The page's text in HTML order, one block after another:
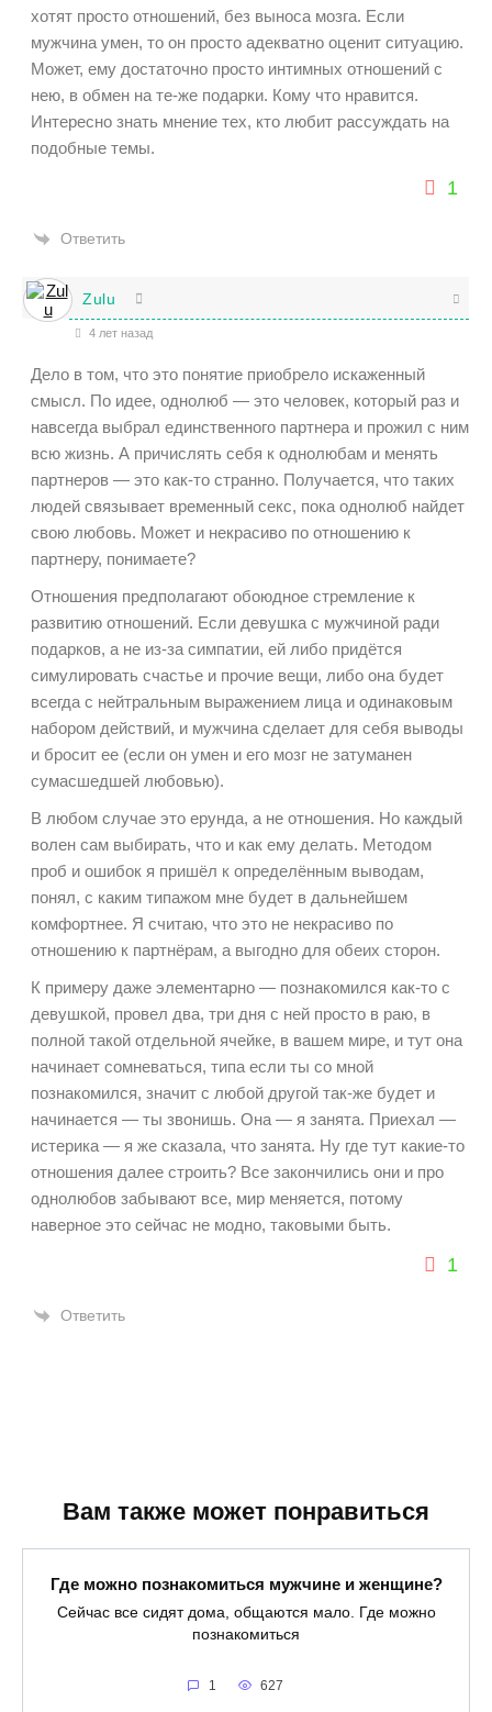
хотят просто отношений, без выноса мозга. Если
мужчина умен, то он просто адекватно оценит ситуацию.
Может, ему достаточно просто интимных отношений с
нею, в обмен на те-же подарки. Кому что нравится.
Интересно знать мнение тех, кто любит рассуждать на
подобные темы.
1
Ответить
Zulu
4 лет назад
Дело в том, что это понятие приобрело искаженный
смысл. По идее, однолюб — это человек, который раз и
навсегда выбрал единственного партнера и прожил с ним
всю жизнь. А причислять себя к однолюбам и менять
партнеров — это как-то странно. Получается, что таких
людей связывает временный секс, пока однолюб найдет
свою любовь. Может и некрасиво по отношению к
партнеру, понимаете?
Отношения предполагают обоюдное стремление к
развитию отношений. Если девушка с мужчиной ради
подарков, а не из-за симпатии, ей либо придётся
симулировать счастье и прочие вещи, либо она будет
всегда с нейтральным выражением лица и одинаковым
набором действий, и мужчина сделает для себя выводы
и бросит ее (если он умен и его мозг не затуманен
сумасшедшей любовью).
В любом случае это ерунда, а не отношения. Но каждый
волен сам выбирать, что и как ему делать. Методом
проб и ошибок я пришёл к определённым выводам,
понял, с каким типажом мне будет в дальнейшем
комфортнее. Я считаю, что это не некрасиво по
отношению к партнёрам, а выгодно для обеих сторон.
К примеру даже элементарно — познакомился как-то с
девушкой, провел два, три дня с ней просто в раю, в
полной такой отдельной ячейке, в вашем мире, и тут она
начинает сомневаться, типа если ты со мной
познакомился, значит с любой другой так-же будет и
начинается — ты звонишь. Она — я занята. Приехал —
истерика — я же сказала, что занята. Ну где тут какие-то
отношения далее строить? Все закончились они и про
однолюбов забывают все, мир меняется, потому
наверное это сейчас не модно, таковыми быть.
1
Ответить
Вам также может понравиться
Где можно познакомиться мужчине и женщине?
Сейчас все сидят дома, общаются мало. Где можно
познакомиться
1 627